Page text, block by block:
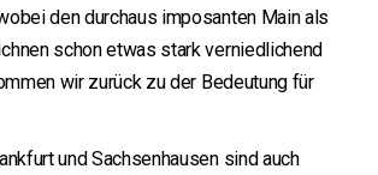
den durchaus imposanten Main als
schon etwas stark verniedlichend
wir zurück zu der Bedeutung für
und Sachsenhausen sind auch